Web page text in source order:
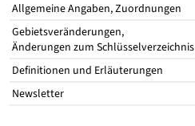
Allgemeine Angaben, Zuordnungen
Gebietsveränderungen,
Änderungen zum Schlüsselverzeichnis
Definitionen und Erläuterungen
Newsletter